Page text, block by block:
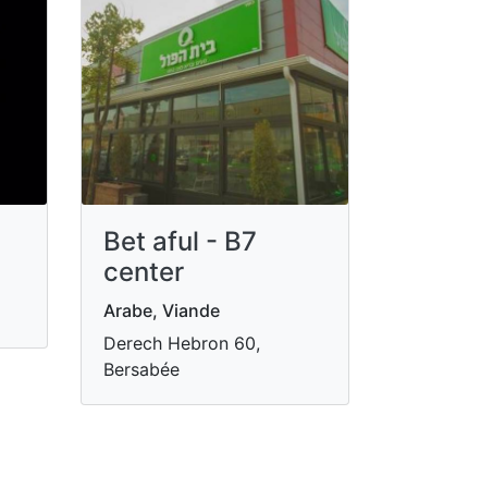
Bet aful - B7
center
Arabe, Viande
Derech Hebron 60,
Bersabée